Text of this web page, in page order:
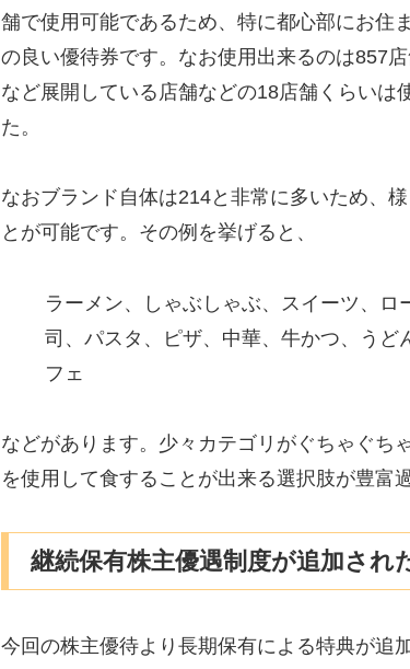
舗で使用可能であるため、特に都心部にお住
の良い優待券です。なお使用出来るのは857
など展開している店舗などの18店舗くらいは
た。
なおブランド自体は214と非常に多いため、
とが可能です。その例を挙げると、
ラーメン、しゃぶしゃぶ、スイーツ、ロ
司、パスタ、ピザ、中華、牛かつ、うど
フェ
などがあります。少々カテゴリがぐちゃぐち
を使用して食することが出来る選択肢が豊富
継続保有株主優遇制度が追加され
今回の株主優待より長期保有による特典が追